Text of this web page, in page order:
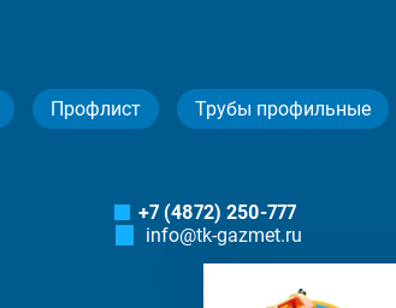
Профлист Трубы профильные
+7 (4872) 250-777
info@tk-gazmet.ru